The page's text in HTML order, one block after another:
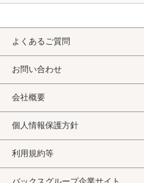
よくあるご質問
お問い合わせ
会社概要
個人情報保護方針
利用規約等